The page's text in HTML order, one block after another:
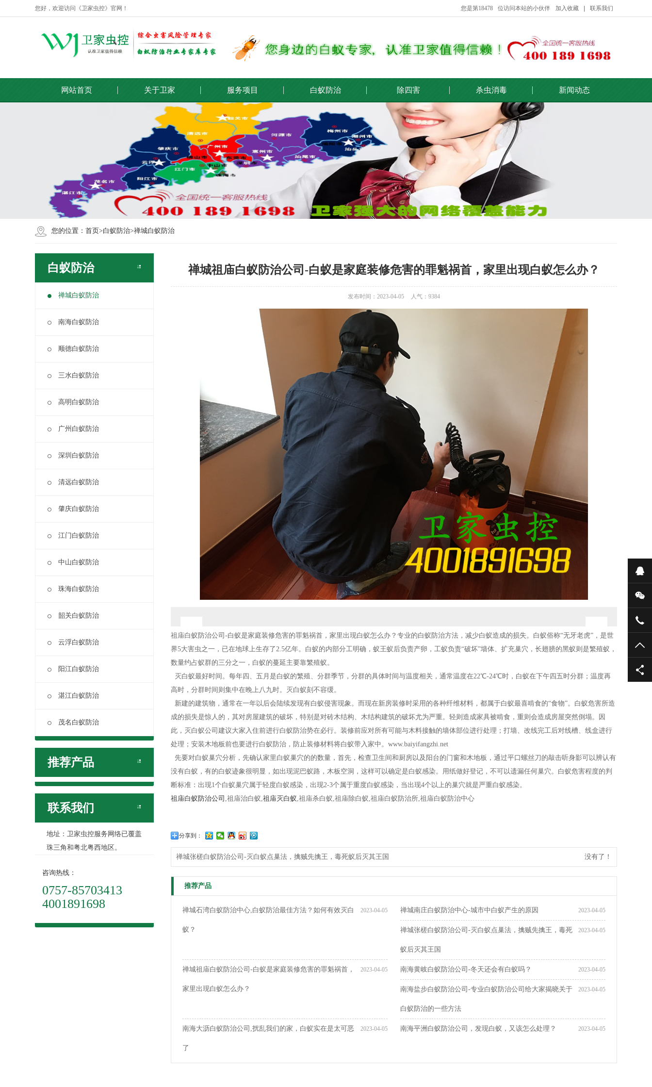
您是第18478 位访问本站的小伙伴 加入收藏 联系我们
您好，欢迎访问《卫家虫控》官网！
网站首页 关于卫家 服务项目 白蚁防治 除四害 杀虫消毒 新闻动态
您的位置： 首页>白蚁防治>禅城白蚁防治
白蚁防治
禅城白蚁防治
南海白蚁防治
顺德白蚁防治
三水白蚁防治
高明白蚁防治
广州白蚁防治
深圳白蚁防治
清远白蚁防治
肇庆白蚁防治
江门白蚁防治
中山白蚁防治
珠海白蚁防治
韶关白蚁防治
云浮白蚁防治
阳江白蚁防治
湛江白蚁防治
茂名白蚁防治
推荐产品
联系我们
地址：卫家虫控服务网络已覆盖
珠三角和粤北粤西地区。
咨询热线：
0757-85703413
4001891698
禅城祖庙白蚁防治公司-白蚁是家庭装修危害的罪魁祸首，家里出现白蚁怎么办？
发布时间：2023-04-05 人气： 9384
祖庙白蚁防治公司-白蚁是家庭装修危害的罪魁祸首，家里出现白蚁怎么办？专业的白蚁防治方法，减少白蚁造成的损失。白蚁俗称“无牙老虎”，是世
界5大害虫之一，已在地球上生存了2.5亿年。白蚁的内部分工明确，蚁王蚁后负责产卵，工蚁负责“破坏”墙体、扩充巢穴，长翅膀的黑蚁则是繁殖蚁，
数量约占蚁群的三分之一，白蚁的蔓延主要靠繁殖蚁。
灭白蚁最好时间。每年四、五月是白蚁的繁殖、分群季节，分群的具体时间与温度相关，通常温度在22℃-24℃时，白蚁在下午四五时分群；温度再
高时，分群时间则集中在晚上八九时。灭白蚁刻不容缓。
新建的建筑物，通常在一年以后会陆续发现有白蚁侵害现象。而现在新房装修时采用的各种纤维材料，都属于白蚁最喜啃食的“食物”。白蚁危害所造
成的损失是惊人的，其对房屋建筑的破坏，特别是对砖木结构、木结构建筑的破坏尤为严重。轻则造成家具被啃食，重则会造成房屋突然倒塌。因
此，灭白蚁公司建议大家入住前进行白蚁防治势在必行。装修前应对所有可能与木料接触的墙体部位进行处理；打墙、改线完工后对线槽、线盒进行
处理；安装木地板前也要进行白蚁防治，防止装修材料将白蚁带入家中。www.baiyifangzhi.net
先要对白蚁巢穴分析，先确认家里白蚁巢穴的的数量，首先，检查卫生间和厨房以及阳台的门窗和木地板，通过平口螺丝刀的敲击听身影可以辨认有
没有白蚁，有的白蚁迹象很明显，如出现泥巴蚁路，木板空洞，这样可以确定是白蚁感染。用纸做好登记，不可以遗漏任何巢穴。白蚁危害程度的判
断标准：出现1个白蚁巢穴属于轻度白蚁感染，出现2-3个属于重度白蚁感染，当出现4个以上的巢穴就是严重白蚁感染。
祖庙白蚁防治公司 ,祖庙治白蚁,祖庙灭白蚁,祖庙杀白蚁,祖庙除白蚁,祖庙白蚁防治所,祖庙白蚁防治中心
分享到：
禅城张槎白蚁防治公司-灭白蚁点巢法，擒贼先擒王，毒死蚁后灭其王国 没有了！
推荐产品
2023-04-05
禅城石湾白蚁防治中心,白蚁防治最佳方法？如何有效灭白
蚁？
2023-04-05
禅城南庄白蚁防治中心-城市中白蚁产生的原因
2023-04-05
禅城张槎白蚁防治公司-灭白蚁点巢法，擒贼先擒王，毒死
蚁后灭其王国
2023-04-05
禅城祖庙白蚁防治公司-白蚁是家庭装修危害的罪魁祸首，
家里出现白蚁怎么办？
2023-04-05
南海黄岐白蚁防治公司-冬天还会有白蚁吗？
2023-04-05
南海盐步白蚁防治公司-专业白蚁防治公司给大家揭晓关于
白蚁防治的一些方法
2023-04-05
南海大沥白蚁防治公司,扰乱我们的家，白蚁实在是太可恶
了
2023-04-05
南海平洲白蚁防治公司，发现白蚁，又该怎么处理？
在
微